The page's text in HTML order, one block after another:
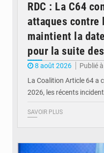
RDC : La C64
attaques contre
maintient la
pour la suite
8 août 2026
Publié
La Coalition Article 64 a
2026, les récents
SAVOIR PLUS